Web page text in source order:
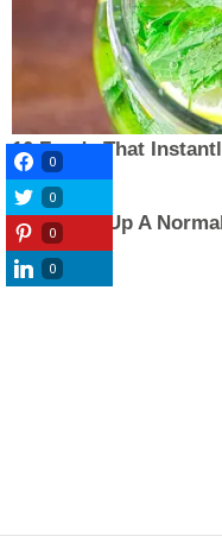
0
0
0
0